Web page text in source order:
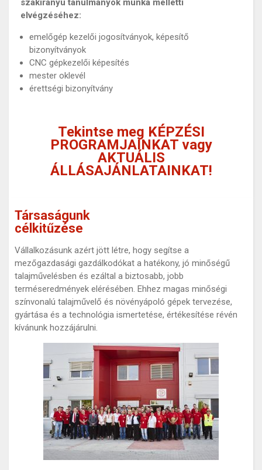
szakirányú tanulmányok munka melletti
elvégzéséhez:
emelőgép kezelői jogosítványok, képesítő
bizonyítványok
CNC gépkezelői képesítés
mester oklevél
érettségi bizonyítvány
Tekintse meg KÉPZÉSI
PROGRAMJAINKATvagy
AKTUÁLIS
ÁLLÁSAJÁNLATAINKAT!
Társaságunk
célkitűzése
Vállalkozásunk azért jött létre, hogy segítse a
mezőgazdasági gazdálkodókat a hatékony, jó minőségű
talajművelésben és ezáltal a biztosabb, jobb
terméseredmények elérésében. Ehhez magas minőségi
színvonalú talajművelő és növényápoló gépek tervezése,
gyártása és a technológia ismertetése, értékesítése révén
kívánunk hozzájárulni.